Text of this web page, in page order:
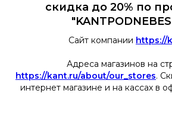
скидка до 20% по
Сайт компании https://
Адреса магазинов на
https://kant.ru/about/our_stores.
интернет магазине и на кассах в